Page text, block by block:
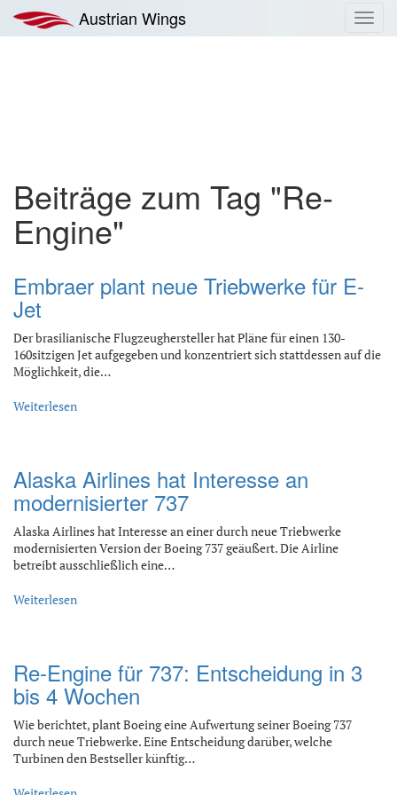
Inhalt
springen
Austrian Wings
Beiträge zum Tag "Re-
Engine"
Embraer plant neue Triebwerke für E-
Jet
Der brasilianische Flugzeughersteller hat Pläne für einen 130-
160sitzigen Jet aufgegeben und konzentriert sich stattdessen auf die
Möglichkeit, die…
Weiterlesen
Alaska Airlines hat Interesse an
modernisierter 737
Alaska Airlines hat Interesse an einer durch neue Triebwerke
modernisierten Version der Boeing 737 geäußert. Die Airline
betreibt ausschließlich eine…
Weiterlesen
Re-Engine für 737: Entscheidung in 3
bis 4 Wochen
Wie berichtet, plant Boeing eine Aufwertung seiner Boeing 737
durch neue Triebwerke. Eine Entscheidung darüber, welche
Turbinen den Bestseller künftig…